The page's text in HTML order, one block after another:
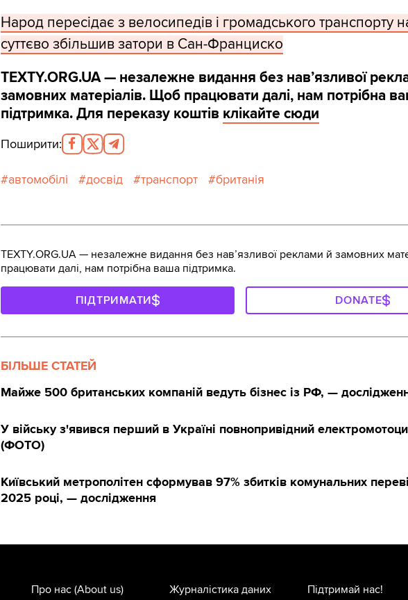
Народ пересідає з велосипедів і громадського транспорту
суттєво збільшив затори в Сан-Франциско
TEXTY.ORG.UA — незалежне видання без навʼязливої
замовних матеріалів. Щоб працювати далі, нам потрібна
підтримка. Для переказу коштів клікайте сюди
Поширити:
автомобілі досвід транспорт британія
TEXTY.ORG.UA — незалежне видання без навʼязливої реклами й замовних
працювати далі, нам потрібна ваша підтримка.
ПІДТРИМАТИ DONATE
БІЛЬШЕ СТАТЕЙ
Майже 500 британських компаній ведуть бізнес із РФ, —
У війську з'явився перший в Україні повнопривідний
(ФОТО)
Київський метрополітен сформував 97% збитків комунальних
2025 році, — дослідження
Про нас (About us) Журналістика даних Підтримай нас!